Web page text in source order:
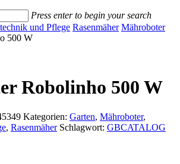
Press enter to begin your search
und Pflege Rasenmäher Mähroboter
500 W
Robolinho 500 W
Kategorien: Garten, Mähroboter,
, Rasenmäher Schlagwort: GBCATALOG